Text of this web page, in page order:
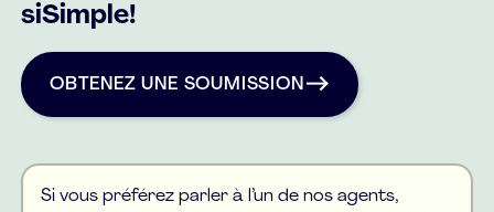
siSimple!
OBTENEZ UNE SOUMISSION
OBTENEZ UNE SOUMISSION
Si vous préférez parler à l’un de nos agents,